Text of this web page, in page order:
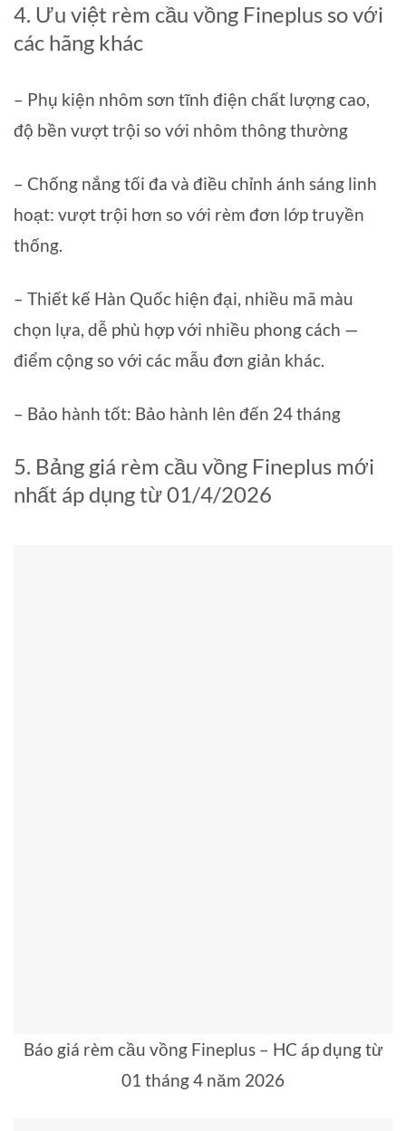
4. Ưu việt rèm cầu vồng Fineplus so với
các hãng khác
– Phụ kiện nhôm sơn tĩnh điện chất lượng cao,
độ bền vượt trội so với nhôm thông thường
– Chống nắng tối đa và điều chỉnh ánh sáng linh
hoạt: vượt trội hơn so với rèm đơn lớp truyền
thống.
– Thiết kế Hàn Quốc hiện đại, nhiều mã màu
chọn lựa, dễ phù hợp với nhiều phong cách —
điểm cộng so với các mẫu đơn giản khác.
– Bảo hành tốt: Bảo hành lên đến 24 tháng
5. Bảng giá rèm cầu vồng Fineplus mới
nhất áp dụng từ 01/4/2026
Báo giá rèm cầu vồng Fineplus – HC áp dụng từ
01 tháng 4 năm 2026